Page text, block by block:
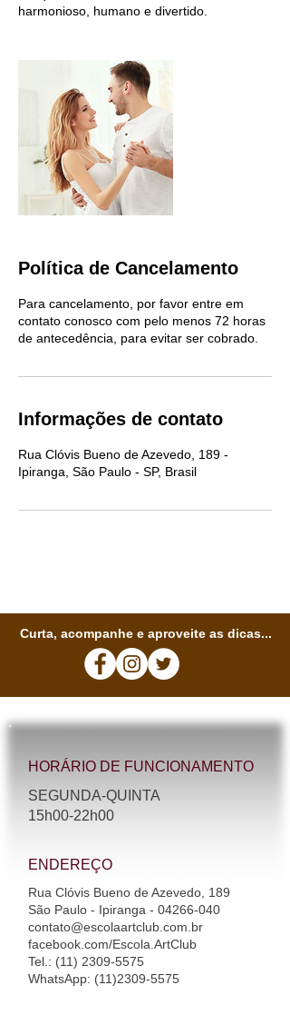
harmonioso, humano e divertido.​
Política de Cancelamento
Para cancelamento, por favor entre em
contato conosco com pelo menos 72 horas
de antecedência, para evitar ser cobrado.
Informações de contato
Rua Clóvis Bueno de Azevedo, 189 -
Ipiranga, São Paulo - SP, Brasil
Curta, acompanhe e aproveite as dicas...
HORÁRIO DE FUNCIONAMENTO
SEGUNDA-QUINTA
15h00-22h00​
ENDEREÇO
Rua Clóvis Bueno de Azevedo, 189
São Paulo - Ipiranga - 04266-040
contato@escolaartclub.com.br
facebook.com/Escola.ArtClub
Tel. : (11) 2309-5575
WhatsApp: (11)2309-5575